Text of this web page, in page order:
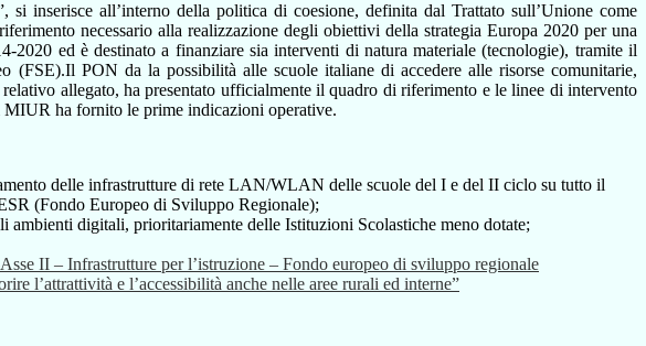
inserisce all’interno della politica di coesione, definita dal Trattato sull’Unione come
necessario alla realizzazione degli obiettivi della strategia Europa 2020 per una
ed è destinato a finanziare sia interventi di natura materiale (tecnologie), tramite il
PON da la possibilità alle scuole italiane di accedere alle risorse comunitarie,
allegato, ha presentato ufficialmente il quadro di riferimento e le linee di intervento
ha fornito le prime indicazioni operative.
delle infrastrutture di rete LAN/WLAN delle scuole del I e del II ciclo su tutto il
(Fondo Europeo di Sviluppo Regionale);
digitali, prioritariamente delle Istituzioni Scolastiche meno dotate;
II – Infrastrutture per l’istruzione – Fondo europeo di sviluppo regionale
l’attrattività e l’accessibilità anche nelle aree rurali ed interne”